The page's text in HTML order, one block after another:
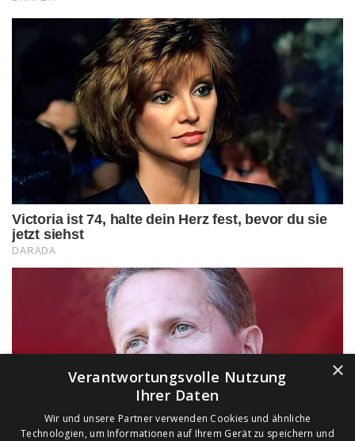
×
Verantwortungsvolle Nutzung
Ihrer Daten
Wir und unsere Partner verwenden Cookies und ähnliche
Technologien, um Informationen auf Ihrem Gerät zu speichern und